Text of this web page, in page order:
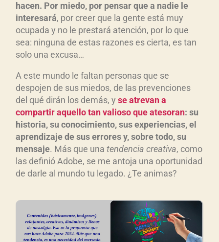
hacen. Por miedo, por pensar que a nadie le
interesará, por creer que la gente está muy
ocupada y no le prestará atención, por lo que
sea: ninguna de estas razones es cierta, es tan
solo una excusa…
A este mundo le faltan personas que se
despojen de sus miedos, de las prevenciones
del qué dirán los demás, y se atrevan a
compartir aquello tan valioso que atesoran: su
historia, su conocimiento, sus experiencias, el
aprendizaje de sus errores y, sobre todo, su
mensaje. Más que una tendencia creativa, como
las definió Adobe, se me antoja una oportunidad
de darle al mundo tu legado. ¿Te animas?